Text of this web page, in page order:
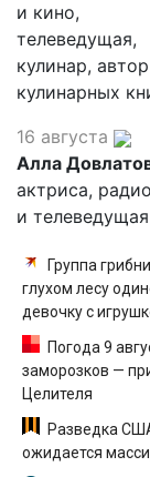
и кино,
телеведущая,
кулинар, автор
кулинарных
16 августа
Алла
актриса,
и телеведущая
Группа
глухом лесу
девочку с
Погода 9
заморозков —
Целителя
Разведка
ожидается